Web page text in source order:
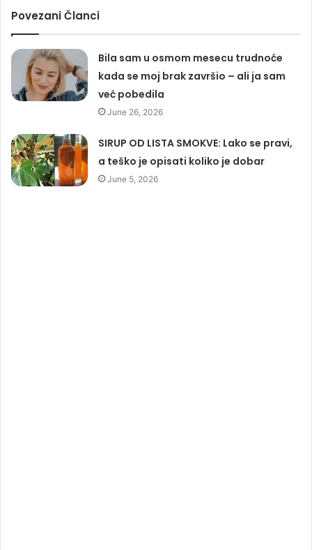
Povezani Članci
Bila sam u osmom mesecu trudnoće
kada se moj brak završio – ali ja sam
već pobedila
June 26, 2026
SIRUP OD LISTA SMOKVE: Lako se pravi,
a teško je opisati koliko je dobar
June 5, 2026